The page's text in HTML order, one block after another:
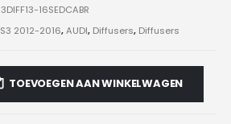
16SEDCABR
2012-2016,AUDI, Diffusers, Diffusers
TOEVOEGEN AAN WINKELWAGEN